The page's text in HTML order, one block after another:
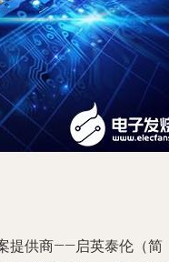
提供商——启英泰伦（简